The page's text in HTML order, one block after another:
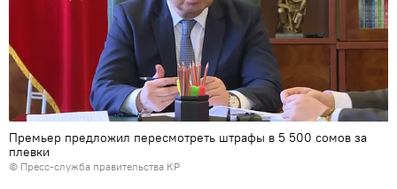
Премьер предложил пересмотреть штрафы в 5 500 сомов за
плевки
© Пресс-служба правительства КР